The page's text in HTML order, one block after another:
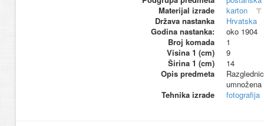
Materijal izrade
karton
Država nastanka
Hrvatska
Godina nastanka:
oko 1904
Broj komada
1
Visina 1 (cm)
9
Širina 1 (cm)
14
Opis predmeta
Tehnika izrade
fotografija